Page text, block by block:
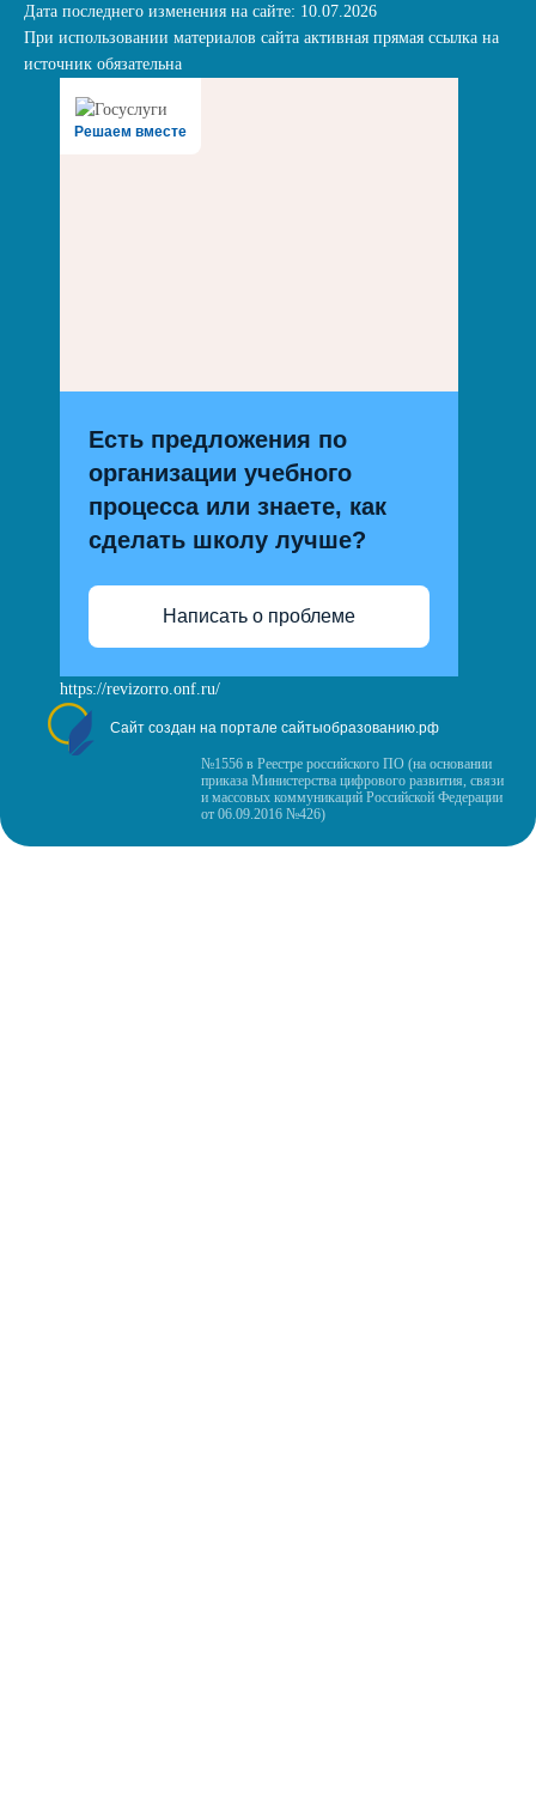
Дата последнего изменения на сайте: 10.07.2026
При использовании материалов сайта активная прямая ссылка на
источник обязательна
Решаем вместе
Есть предложения по
организации учебного
процесса или знаете, как
сделать школу лучше?
Написать о проблеме
https://revizorro.onf.ru/
Сайт создан на портале сайтыобразованию.рф
№1556 в Реестре российского ПО (на основании
приказа Министерства цифрового развития, связи
и массовых коммуникаций Российской Федерации
от 06.09.2016 №426)